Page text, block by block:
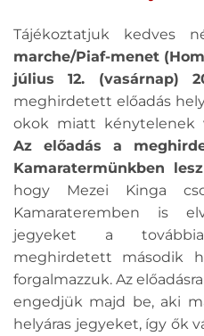
Tájékoztatjuk kedves
marche/Piaf-menet
július 12. (vasárnap)
meghirdetett előadás
okok miatt kénytelenek
Az előadás a
Kamaratermünkben
hogy Mezei Kinga
Kamarateremben is
jegyeket a
meghirdetett második
forgalmazzuk. Az
engedjük majd be, aki
helyáras jegyeket, így ők